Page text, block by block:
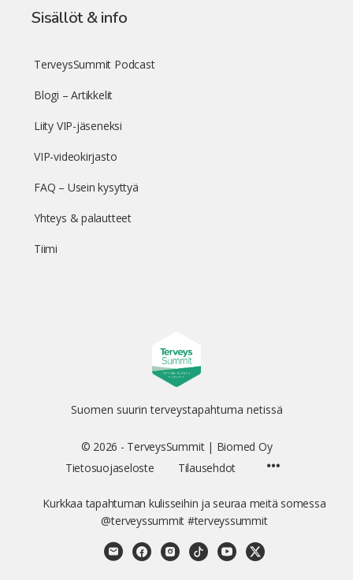
Sisällöt & info
TerveysSummit Podcast
Blogi – Artikkelit
Liity VIP-jäseneksi
VIP-videokirjasto
FAQ – Usein kysyttyä
Yhteys & palautteet
Tiimi
Suomen suurin terveystapahtuma netissä
© 2026 - TerveysSummit | Biomed Oy
Tietosuojaseloste
Tilausehdot
Kurkkaa tapahtuman kulisseihin ja seuraa meitä somessa
@terveyssummit #terveyssummit